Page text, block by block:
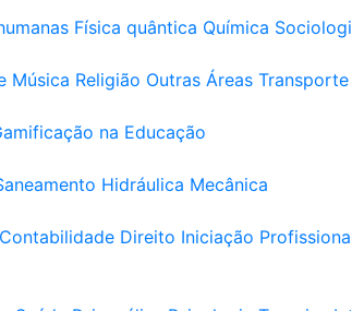
Física quântica Química
Música Religião Outras Áreas Transporte
na Educação
Hidráulica Mecânica
Contabilidade Direito Iniciação